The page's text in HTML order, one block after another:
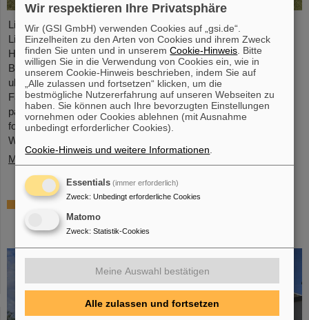
Light Conversion, ein Laserunternehmen mit Sitz in Vilnius,
Litauen, hat Class 5 Photonics, ein Spin-off von DESY und GSI
Helmholtzzentrum für Schwerionenforschung, übernommen.
Beide Unternehmen sind Entwickler und Hersteller von
ultraschnellen Lasersystemen. Sie vereinen jahrzehntelanges
Fachwissen in den Bereichen Femtosekundenlaser, optisch-
parametrische Chirped-Pulse-Amplifikation (OPCPA) und
fortschrittliche nichtlineare Technologien für den Einsatz in
Wissenschaft als auch für…
Mehr »
NUSTAR installiert erste Großkomponente
bei FAIR: GLAD-Vakuumkammer steht im
High Energy Cave
Wir respektieren Ihre Privatsphäre
Wir (GSI GmbH) verwenden Cookies auf „gsi.de“.
Einzelheiten zu den Arten von Cookies und ihrem Zweck
finden Sie unten und in unseremCookie-Hinweis . Bitte
willigen Sie in die Verwendung von Cookies ein, wie in
unserem Cookie-Hinweis beschrieben, indem Sie auf
„Alle zulassen und fortsetzen“ klicken, um die
bestmögliche Nutzererfahrung auf unseren Webseiten zu
haben. Sie können auch Ihre bevorzugten Einstellungen
vornehmen oder Cookies ablehnen (mit Ausnahme
unbedingt erforderlicher Cookies).
Cookie-Hinweis und weitere Informationen
Essentials (immer erforderlich)
Zweck: Unbedingt erforderliche Cookies
Matomo
Zweck: Statistik-Cookies
Meine Auswahl bestätigen
Alle zulassen und fortsetzen